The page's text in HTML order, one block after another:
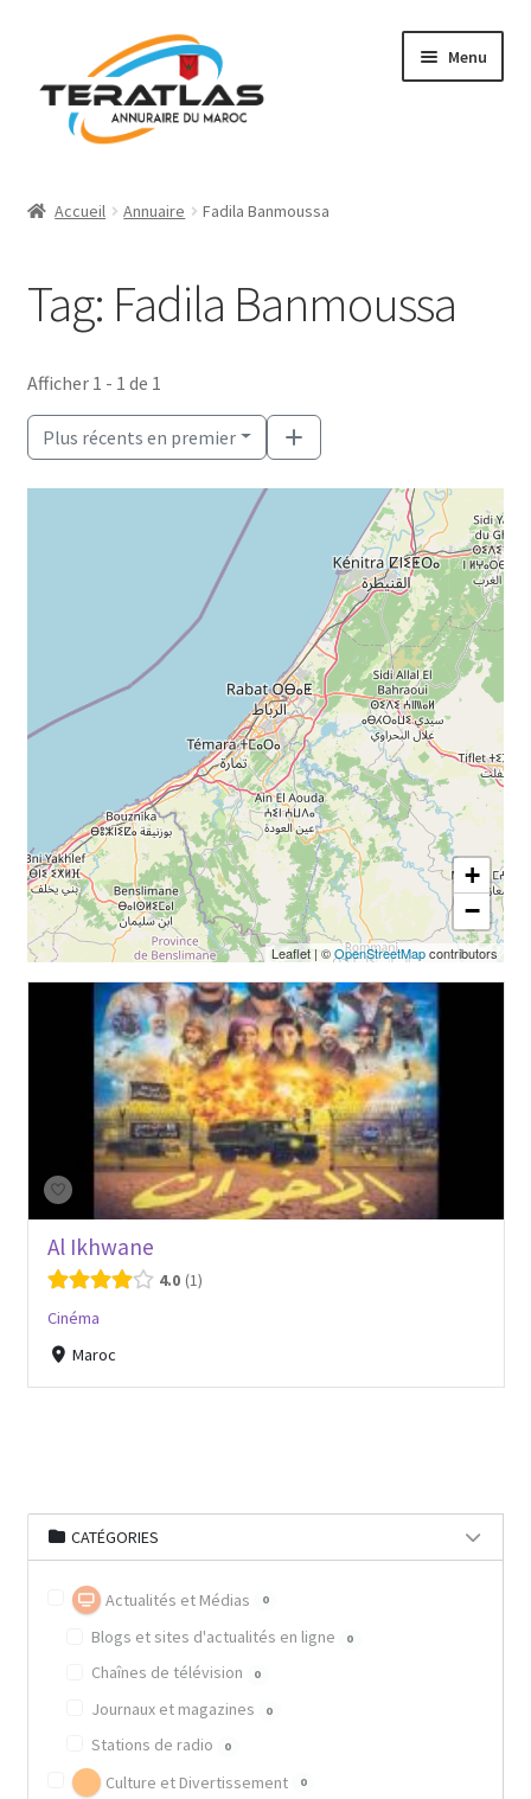
navigation
contenu
Menu
Annuaire
Mon compte
Accueil Annuaire Fadila Banmoussa
Tag: Fadila Banmoussa
Afficher 1 - 1 de 1
Plus récents en premier
Al Ikhwane
4.0 1
Cinéma
Maroc
+
−
Leaflet | ©OpenStreetMapcontributors
CATÉGORIES
Actualités et Médias 0
Blogs et sites d'actualités en ligne 0
Chaînes de télévision 0
Journaux et magazines 0
Stations de radio 0
Culture et Divertissement 0